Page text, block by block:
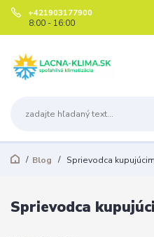
+421903177900
8:00 - 16:00
Blog Sprievodca
Sprievodca